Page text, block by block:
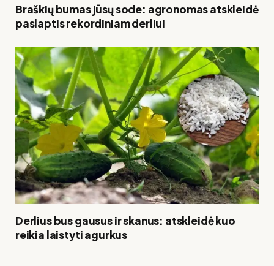
Braškių bumas jūsų sode: agronomas atskleidė
paslaptis rekordiniam derliui
Derlius bus gausus ir skanus: atskleidė kuo
reikia laistyti agurkus